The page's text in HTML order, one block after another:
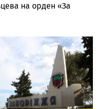
на орден «За